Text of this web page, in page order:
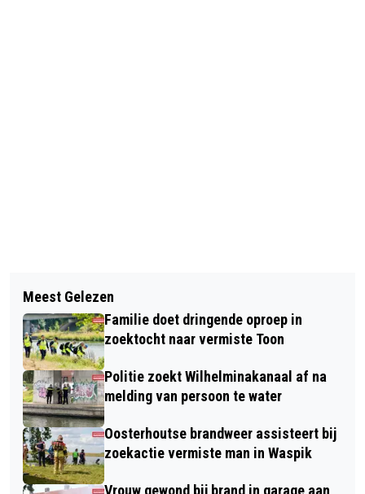
BINNEN 45 MINUTEN ONGEVAL OP
NIEUWE WEG
OOSTERHOUTSE BRANDWEER
ASSISTEERT BIJ BRANDMELDING
MUSEUM GEERTRUIDENBERG
Meest Gelezen
Familie doet dringende oproep in
zoektocht naar vermiste Toon
Politie zoekt Wilhelminakanaal af na
melding van persoon te water
Oosterhoutse brandweer assisteert bij
zoekactie vermiste man in Waspik
Vrouw gewond bij brand in garage aan